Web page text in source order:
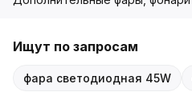
Ищут по запросам
фара светодиодная 45W